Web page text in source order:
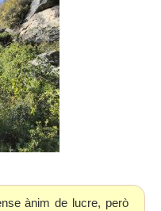
ànim de lucre, però